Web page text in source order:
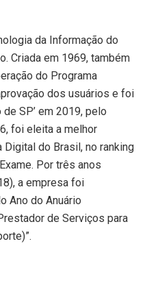
da Informação do
Criada em 1969, também
do Programa
dos usuários e foi
SP’ em 2019, pelo
foi eleita a melhor
do Brasil, no ranking
Por três anos
a empresa foi
Ano do Anuário
de Serviços para